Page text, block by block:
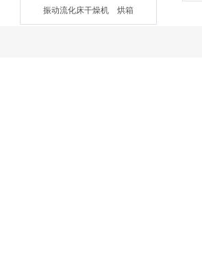
振动流化床干燥机
烘箱